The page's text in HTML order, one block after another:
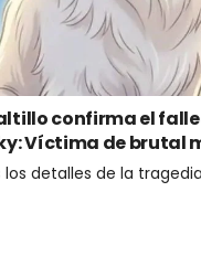
confirma el
Víctima de brutal
detalles de la